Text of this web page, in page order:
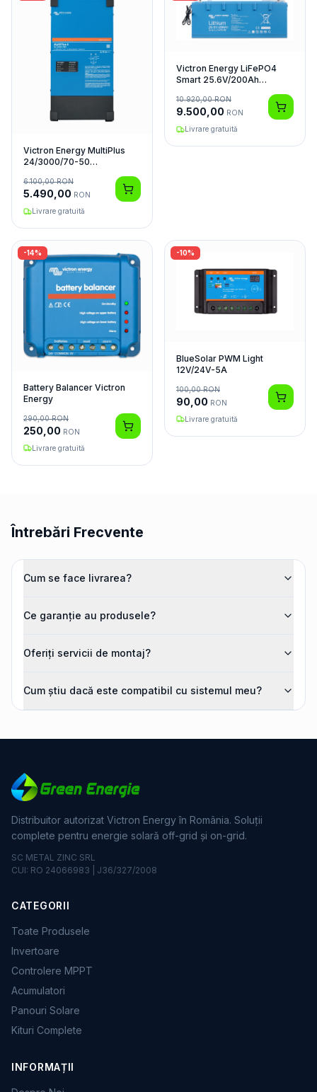
Victron Energy MultiPlus
24/3000/70-50
6.100,00RON
5.490,00 RON
Livrare gratuită
Victron Energy LiFePO4
Smart 25.6V/200Ah
10.920,00RON
9.500,00 RON
Livrare gratuită
-14%
Battery Balancer Victron
Energy
290,00RON
250,00 RON
Livrare gratuită
-10%
BlueSolar PWM Light
12V/24V-5A
100,00RON
90,00 RON
Livrare gratuită
Întrebări Frecvente
Cum se face livrarea?
Ce garanție au produsele?
Oferiți servicii de montaj?
Cum știu dacă este compatibil cu sistemul meu?
Distribuitor autorizat Victron Energy în România. Soluții
complete pentru energie solară off-grid și on-grid.
SC METAL ZINC SRL
CUI: RO 24066983 | J36/327/2008
CATEGORII
Toate Produsele
Invertoare
Controlere MPPT
Acumulatori
Panouri Solare
Kituri Complete
INFORMAȚII